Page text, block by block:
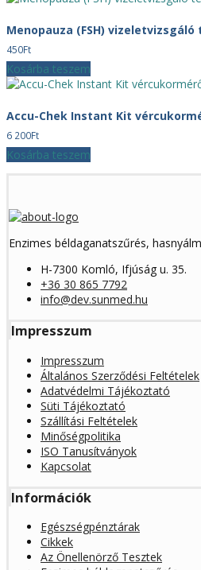
Menopauza (FSH) vizeletvizsgáló
450Ft
Kosárba teszem
Accu-Chek Instant Kit
6 200Ft
Kosárba teszem
Enzimes béldaganatszűrés,
H-7300 Komló, Ifjúság u. 35.
+36 30 865 7792
info@dev.sunmed.hu
Impresszum
Impresszum
Általános Szerződési Feltételek
Adatvédelmi Tájékoztató
Süti Tájékoztató
Szállítási Feltételek
Minőségpolitika
ISO Tanusítványok
Kapcsolat
Információk
Egészségpénztárak
Cikkek
Az Önellenörző Tesztek